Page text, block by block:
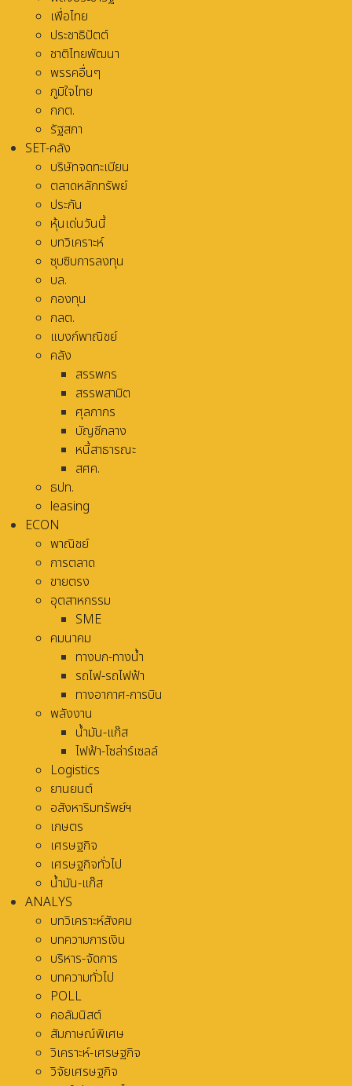
เพื่อไทย
ประชาธิปัตต์
ชาติไทยพัฒนา
พรรคอื่นๆ
ภูมิใจไทย
กกต.
รัฐสภา
SET-คลัง
บริษัทจดทะเบียน
ตลาดหลักทรัพย์
ประกัน
หุ้นเด่นวันนี้
บทวิเคราะห์
ซุบซิบการลงทุน
บล.
กองทุน
กลต.
แบงก์พาณิชย์
คลัง
สรรพกร
สรรพสามิต
ศุลกากร
บัญชีกลาง
หนี้สาธารณะ
สศค.
ธปท.
leasing
ECON
พาณิชย์
การตลาด
ขายตรง
อุตสาหกรรม
SME
คมนาคม
ทางบก-ทางน้ำ
รถไฟ-รถไฟฟ้า
ทางอากาศ-การบิน
พลังงาน
น้ำมัน-แก๊ส
ไฟฟ้า-โซล่าร์เซลล์
Logistics
ยานยนต์
อสังหาริมทรัพย์ฯ
เกษตร
เศรษฐกิจ
เศรษฐกิจทั่วไป
น้ำมัน-แก๊ส
ANALYS
บทวิเคราะห์สังคม
บทความการเงิน
บริหาร-จัดการ
บทความทั่วไป
POLL
คอลัมนิสต์
สัมภาษณ์พิเศษ
วิเคราะห์-เศรษฐกิจ
วิจัยเศรษฐกิจ